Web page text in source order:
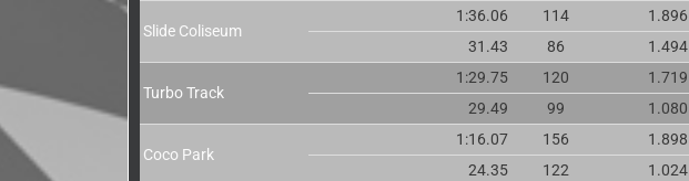
Slide Coliseum
1:36.06 114 1.896
31.43
86 1.494
Turbo Track
1:29.75 120 1.719
29.49
99 1.080
Coco Park
1:16.07 156 1.898
24.35
122 1.024